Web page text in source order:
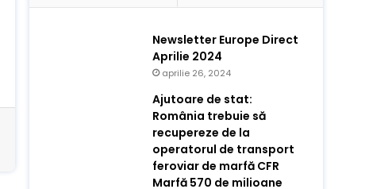
Newsletter Europe Direct
Aprilie 2024
aprilie 26, 2024
Ajutoare de stat:
România trebuie să
recupereze de la
operatorul de transport
feroviar de marfă CFR
Marfă 570 de milioane